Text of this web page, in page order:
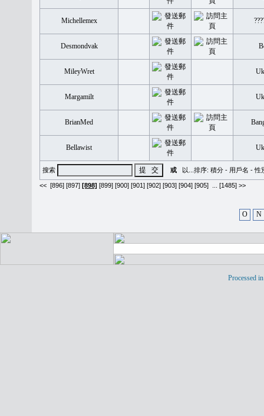
Michellemex
Desmondvak
MileyWret
Margamilt
BrianMed
Bellawist
搜索 或 以...排序: 積分 - 用戶名 -性
<< [896] [897] [898] [899] [900] [901] [902] [903] [904] [905] [1485] >>
O N
Processed